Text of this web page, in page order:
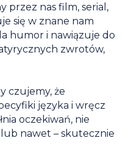
przez nas film, serial,
się w znane nam
humor i nawiązuje do
zwrotów,
czujemy, że
języka i wręcz
oczekiwań, nie
nawet – skutecznie